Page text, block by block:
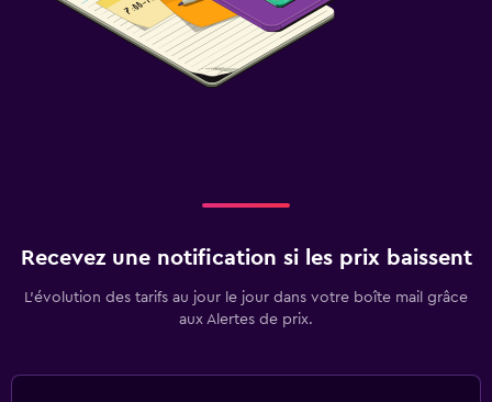
Recevez une notification si les prix baissent
L’évolution des tarifs au jour le jour dans votre boîte mail grâce
aux Alertes de prix.